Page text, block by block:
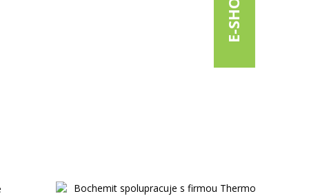
E-SHOP